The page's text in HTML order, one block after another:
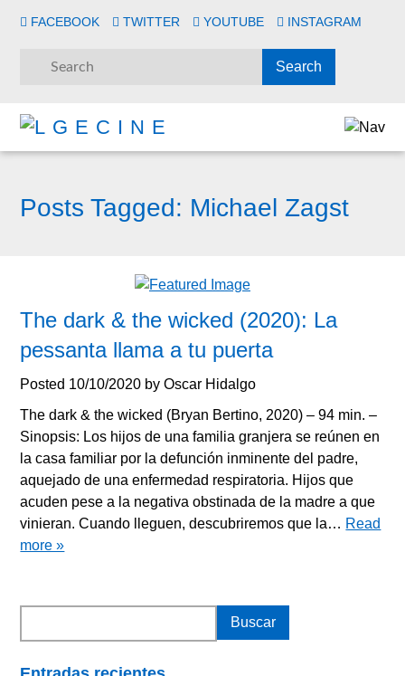
FACEBOOK TWITTER YOUTUBE INSTAGRAM
Posts Tagged: Michael Zagst
The dark & the wicked (2020): La
pessanta llama a tu puerta
Posted 10/10/2020 byOscar Hidalgo
The dark & the wicked (Bryan Bertino, 2020) – 94 min. –
Sinopsis: Los hijos de una familia granjera se reúnen en
la casa familiar por la defunción inminente del padre,
aquejado de una enfermedad respiratoria. Hijos que
acuden pese a la negativa obstinada de la madre a que
vinieran. Cuando lleguen, descubriremos que la… Read
more »